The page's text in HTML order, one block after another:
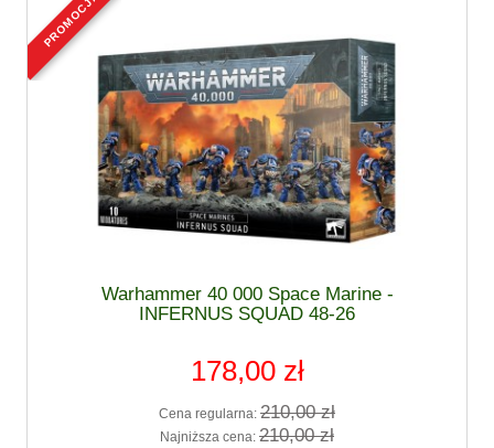
Warhammer 40 000 Space Marine -
INFERNUS SQUAD 48-26
178,00 zł
Cena regularna: 210,00 zł
Najniższa cena: 210,00 zł